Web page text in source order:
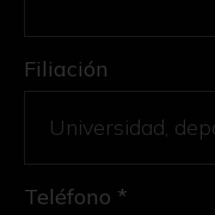
Filiación
Teléfono *